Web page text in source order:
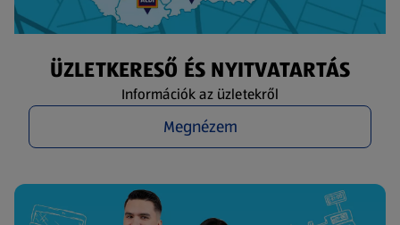
ÜZLETKERESŐ ÉS NYITVATARTÁS
Információk az üzletekről
Megnézem